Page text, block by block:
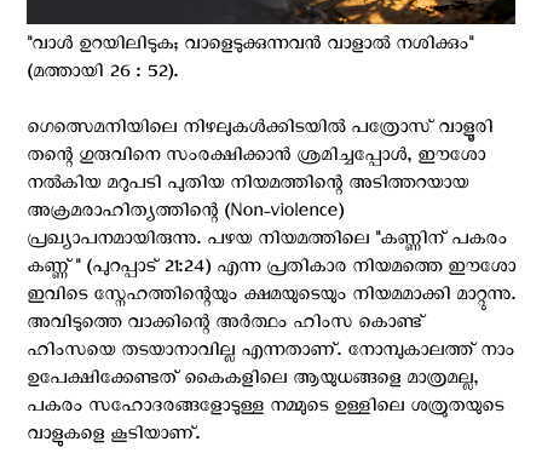
"വാള്‍ ഉറയിലിടുക; വാളെടുക്കുന്നവന്‍ വാളാല്‍ നശിക്കും"
(മത്തായി 26 : 52).
ഗെത്സെമനിയിലെ നിഴലുകൾക്കിടയിൽ പത്രോസ് വാളൂരി
തന്റെ ഗുരുവിനെ സംരക്ഷിക്കാൻ ശ്രമിച്ചപ്പോൾ, ഈശോ
നൽകിയ മറുപടി പുതിയ നിയമത്തിന്റെ അടിത്തറയായ
അക്രമരാഹിത്യത്തിന്റെ (Non-violence)
പ്രഖ്യാപനമായിരുന്നു. പഴയ നിയമത്തിലെ "കണ്ണിന് പകരം
കണ്ണ്" (പുറപ്പാട് 21:24) എന്ന പ്രതികാര നിയമത്തെ ഈശോ
ഇവിടെ സ്നേഹത്തിന്റെയും ക്ഷമയുടെയും നിയമമാക്കി മാറ്റുന്നു.
അവിടുത്തെ വാക്കിന്റെ അർത്ഥം ഹിംസ കൊണ്ട്
ഹിംസയെ തടയാനാവില്ല എന്നതാണ്. നോമ്പുകാലത്ത് നാം
ഉപേക്ഷിക്കേണ്ടത് കൈകളിലെ ആയുധങ്ങളെ മാത്രമല്ല,
പകരം സഹോദരങ്ങളോടുള്ള നമ്മുടെ ഉള്ളിലെ ശത്രുതയുടെ
വാളുകളെ കൂടിയാണ്.